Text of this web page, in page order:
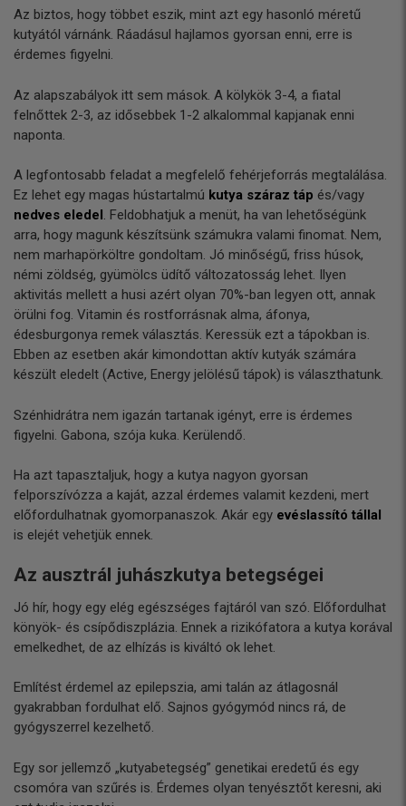
Az biztos, hogy többet eszik, mint azt egy hasonló méretű
kutyától várnánk. Ráadásul hajlamos gyorsan enni, erre is
érdemes figyelni.
Az alapszabályok itt sem mások. A kölykök 3-4, a fiatal
felnőttek 2-3, az idősebbek 1-2 alkalommal kapjanak enni
naponta.
A legfontosabb feladat a megfelelő fehérjeforrás megtalálása.
Ez lehet egy magas hústartalmú kutya száraz táp és/vagy
nedves eledel . Feldobhatjuk a menüt, ha van lehetőségünk
arra, hogy magunk készítsünk számukra valami finomat. Nem,
nem marhapörköltre gondoltam. Jó minőségű, friss húsok,
némi zöldség, gyümölcs üdítő változatosság lehet. Ilyen
aktivitás mellett a husi azért olyan 70%-ban legyen ott, annak
örülni fog. Vitamin és rostforrásnak alma, áfonya,
édesburgonya remek választás. Keressük ezt a tápokban is.
Ebben az esetben akár kimondottan aktív kutyák számára
készült eledelt (Active, Energy jelölésű tápok) is választhatunk.
Szénhidrátra nem igazán tartanak igényt, erre is érdemes
figyelni. Gabona, szója kuka. Kerülendő.
Ha azt tapasztaljuk, hogy a kutya nagyon gyorsan
felporszívózza a kaját, azzal érdemes valamit kezdeni, mert
előfordulhatnak gyomorpanaszok. Akár egy evéslassító tállal
is elejét vehetjük ennek.
Az ausztrál juhászkutya betegségei
Jó hír, hogy egy elég egészséges fajtáról van szó. Előfordulhat
könyök- és csípődiszplázia. Ennek a rizikófatora a kutya korával
emelkedhet, de az elhízás is kiváltó ok lehet.
Említést érdemel az epilepszia, ami talán az átlagosnál
gyakrabban fordulhat elő. Sajnos gyógymód nincs rá, de
gyógyszerrel kezelhető.
Egy sor jellemző „kutyabetegség” genetikai eredetű és egy
csomóra van szűrés is. Érdemes olyan tenyésztőt keresni, aki